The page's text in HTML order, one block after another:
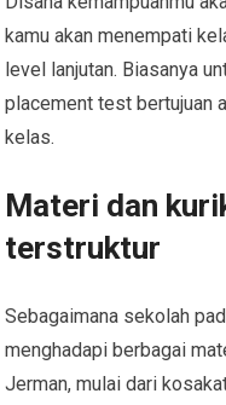
kamu akan menempati
level lanjutan. Biasanya
placement test bertujuan
kelas.
Materi dan
terstruktur
Sebagaimana sekolah
menghadapi berbagai
Jerman, mulai dari